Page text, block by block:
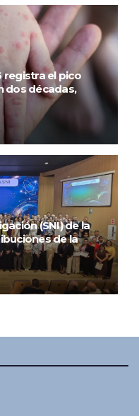
registra el pico
dos décadas,
(SNI) de la
de la